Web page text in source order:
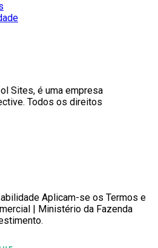
Sites, é uma empresa
Todos os direitos
Aplicam-se os Termos e
| Ministério da Fazenda